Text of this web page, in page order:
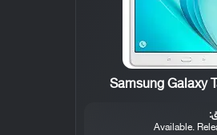
Samsung Galaxy
Available.